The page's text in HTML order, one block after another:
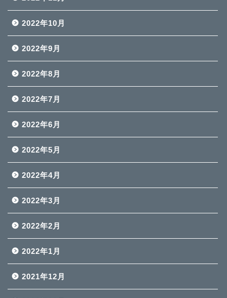
2022年10月
2022年9月
2022年8月
2022年7月
2022年6月
2022年5月
2022年4月
2022年3月
2022年2月
2022年1月
2021年12月